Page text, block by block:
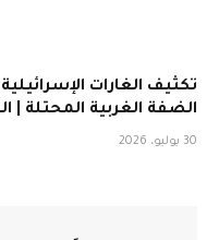
تكثيف الغارات
الضفة الغربية المحتلة |
30 يوليو، 2026